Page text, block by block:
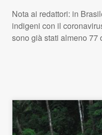
Nota ai redattori: in
indigeni con il
sono già stati almeno 77